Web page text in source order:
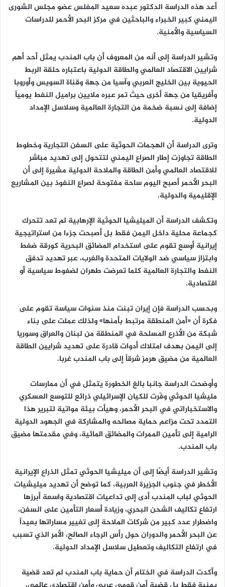
أعد هذه الدراسة الدكتور عبده سعيد المغلس عضو مجلس الشورى
اليمني كبير الخبراء والباحثين في مركز البحر الأحمر للدراسات
السياسية والأمنية.
وتشير الدراسة إلى أنه من المعروف أن باب المندب يمثل أحد أهم
شرايين الاقتصاد العالمي والطاقة الدولية باعتباره حلقة الربط
الحيوية بين الخليج العربي وآسيا من جهة وقناة السويس وأوروبا
وأفريقيا من جهة أخرى حيث تمر عبره ملايين براميل النفط يومياً
إضافة إلى نسبة ضخمة من التجارة العالمية وسلاسل الإمداد
الدولية.
وترى الدراسة أن الهجمات الحوثية على السفن التجارية وخطوط
الطاقة تجاوزت إطار الصراع اليمني لتتحول إلى تهديد مباشر
للاقتصاد العالمي وأمن الطاقة والملاحة الدولية مشيرة إلى أن
البحر الأحمر أصبح اليوم ساحة مفتوحة لصراع النفوذ بين المشاريع
الإقليمية والدولية.
وتكشف الدراسة أن الميليشيا الحوثية الإرهابية لم تعد تتحرك
كجماعة محلية داخل اليمن فقط بل أصبحت جزءا من استراتيجية
إيرانية أوسع تقوم على استخدام المضائق البحرية كورقة ضغط
وابتزاز سياسي ضد الولايات المتحدة والغرب، عبر تهديد تدفق
النفط والتجارة العالمية كلما تعرضت طهران لضغوط سياسية أو
اقتصادية.
وبحسب الدراسة فإن إيران تبنت منذ سنوات سياسة تقوم على
فكرة أن «أمن المنطقة مرتبط بأمنها» ولذلك عملت على بناء
شبكة من الأذرع المسلحة في المنطقة من لبنان والعراق وسوريا
إلى اليمن بهدف امتلاك أدوات قادرة على تهديد شرايين الطاقة
العالمية من مضيق هرمز شرقاً إلى باب المندب غربا.
وأوضحت الدراسة جانبا بالغ الخطورة يتمثل في أن ممارسات
مليشيا الحوثي وفّرت للكيان الإسرائيلي ذرائع للتوسع العسكري
والاستخباراتي في البحر الأحمر، وهيأت بيئة مواتية لتبرير هذا
التمدد تحت مزاعم حماية مصالحه والمشاركة في الجهود الدولية
الرامية إلى تأمين الممرات والمضائق المائية، وفي مقدمتها مضيق
باب المندب.
وتشير الدراسة أيضًا إلى أن ميليشيا الحوثي تمثل الذراع الإيرانية
الأخطر في جنوب الجزيرة العربية، كما توضح أن تهديد ميليشيات
الحوثي لباب المندب أدى إلى تداعيات اقتصادية واسعة أبرزها
ارتفاع تكاليف الشحن البحري، وزيادة أسعار التأمين على السفن،
واضطرار عدد كبير من شركات الملاحة إلى تغيير مساراتها بعيداً
عن البحر الأحمر والدوران حول رأس الرجاء الصالح، الأمر الذي تسبب
في ارتفاع التكاليف وتعطيل سلاسل الإمداد الدولية.
وأكدت الدراسة في الختام أن حماية باب المندب لم تعد قضية